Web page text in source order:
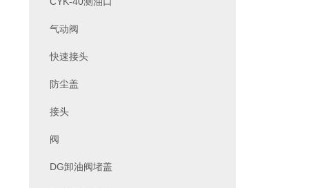
气动阀
快速接头
防尘盖
接头
阀
DG卸油阀堵盖